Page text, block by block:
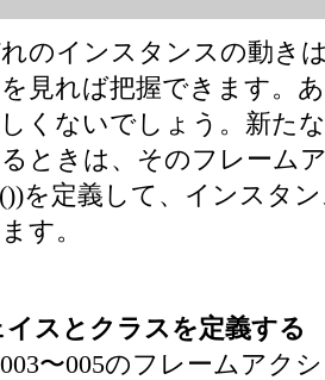
のインスタンスの動き
見れば把握できます。
くないでしょう。新た
ときは、そのフレーム
を定義して、インスタ
す。
スとクラスを定義する
〜005のフレームアク